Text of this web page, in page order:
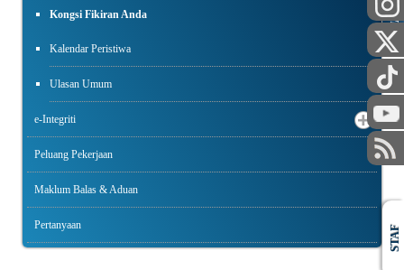
Kongsi Fikiran Anda
Kalendar Peristiwa
Ulasan Umum
e-Integriti
Peluang Pekerjaan
Maklum Balas & Aduan
Pertanyaan
AWAM
STAF